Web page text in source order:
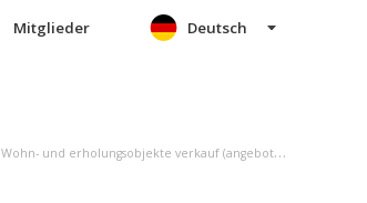
Mitglieder Deutsch
Wohn- und erholungsobjekte verkauf (angebot) Veľké Ripňany